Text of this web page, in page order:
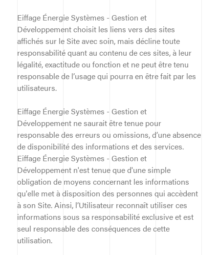
Eiffage Énergie Systèmes - Gestion et
Développement choisit les liens vers des sites
affichés sur le Site avec soin, mais décline toute
responsabilité quant au contenu de ces sites, à leur
légalité, exactitude ou fonction et ne peut être tenu
responsable de l’usage qui pourra en être fait par les
utilisateurs.
Eiffage Énergie Systèmes - Gestion et
Développement ne saurait être tenue pour
responsable des erreurs ou omissions, d’une absence
de disponibilité des informations et des services.
Eiffage Énergie Systèmes - Gestion et
Développement n'est tenue que d'une simple
obligation de moyens concernant les informations
qu'elle met à disposition des personnes qui accèdent
à son Site. Ainsi, l’Utilisateur reconnaît utiliser ces
informations sous sa responsabilité exclusive et est
seul responsable des conséquences de cette
utilisation.